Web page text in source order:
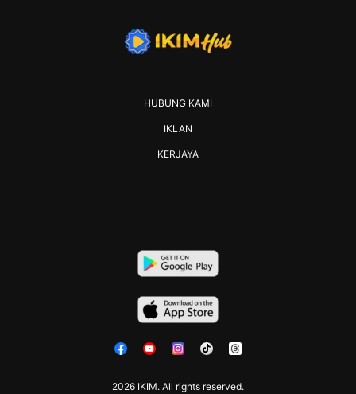
2026 IKIM. All rights reserved.
HUBUNG KAMI
IKLAN
KERJAYA